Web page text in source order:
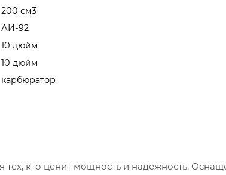
200 см3
АИ-92
10 дюйм
10 дюйм
карбюратор
кто ценит мощность и надежность.